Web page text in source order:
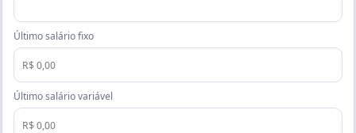
Último salário fixo
Último salário variável